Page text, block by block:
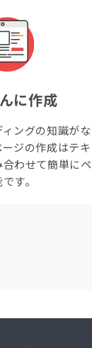
に作成
ングの知識がな
ジの作成はテキ
わせて簡単にペ
す。